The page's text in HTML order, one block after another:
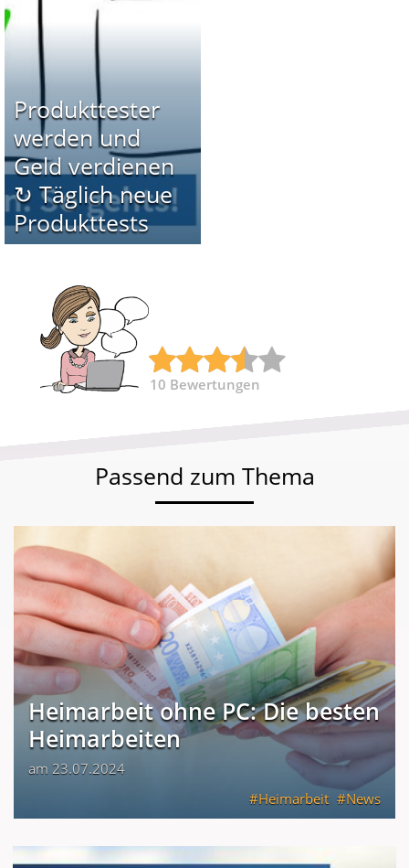
Produkttester
werden und
Geld verdienen
↻ Täglich neue
Produkttests
10 Bewertungen
Passend zum Thema
Heimarbeit ohne PC: Die besten
Heimarbeiten
am 23.07.2024
Heimarbeit
News